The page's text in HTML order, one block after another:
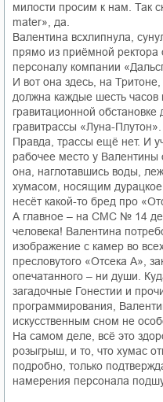
милости просим к нам. Так
mater», да.
Валентина всхлипнула,
прямо из приёмной ректора
персоналу компании
И вот она здесь, на
должна каждые шесть часов
гравитационной обстановке
гравитрассы «Луна-Плутон».
Правда, трассы ещё нет. И
рабочее место у Валентины
она, наглотавшись воды,
хумасом, носящим
несёт какой-то бред про
А главное – на СМС № 14
человека! Валентина
изображение с камер во
пресловутого «Отсека А»,
опечатанного – ни души.
загадочные Гонестии и
программирования,
искусственным сном не
На самом деле, всё это
розыгрыш, и то, что хумас
подробно, только
намерения персонала